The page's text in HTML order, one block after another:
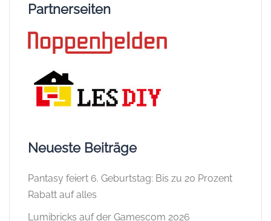
Partnerseiten
Neueste Beiträge
Pantasy feiert 6. Geburtstag: Bis zu 20 Prozent
Rabatt auf alles
Lumibricks auf der Gamescom 2026